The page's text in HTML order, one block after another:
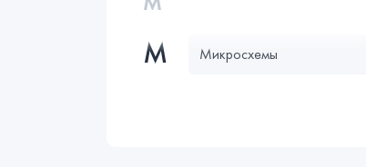
М Микросхемы